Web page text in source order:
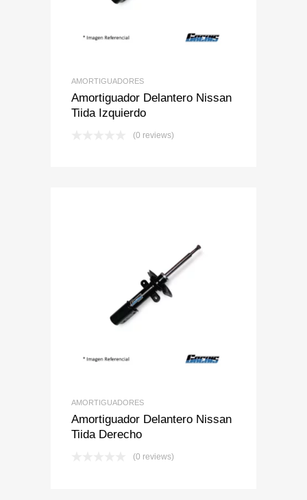
AMORTIGUADORES
Amortiguador Delantero Nissan
Tiida Izquierdo
(0 reviews)
Add to Wishlist
Add to Compare
AMORTIGUADORES
Amortiguador Delantero Nissan
Tiida Derecho
(0 reviews)